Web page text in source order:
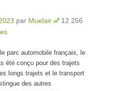
par Muelair
12 256
parc automobile français, le
été conçu pour des trajets
longs trajets et le transport
des autres